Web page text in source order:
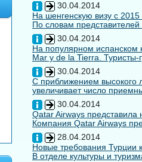
30.04.2014
На шенгенскую визу с 2015
По словам
30.04.2014
На популярном испанском
Mar y de la Tierra. Туристы-
30.04.2014
С приближением высокого
увеличивает число
30.04.2014
Qatar Airways
Компания Qatar Airways
28.04.2014
Новые требования Турции
В отделе культуры и